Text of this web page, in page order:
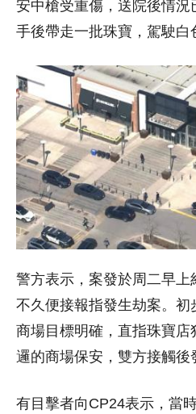
安中槍受重傷，送院後情
手後帶走一批珠寶，駕駛白
警方表示，案發於周二早上
不久便接報指發生劫案。初
商場目標明確，直指珠寶店
邏的商場保安，雙方接觸後
有目擊者向CP24表示，當